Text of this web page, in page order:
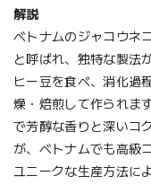
解説
ベトナムのジャコウネ
と呼ばれ、独特な製法
ヒー豆を食べ、消化過
燥・焙煎して作られま
で芳醇な香りと深いコ
が、ベトナムでも高級
ユニークな生産方法に